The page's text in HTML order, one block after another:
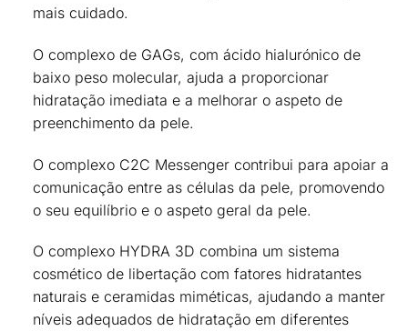
mais cuidado.
O complexo de GAGs, com ácido hialurónico de
baixo peso molecular, ajuda a proporcionar
hidratação imediata e a melhorar o aspeto de
preenchimento da pele.
O complexo C2C Messenger contribui para apoiar a
comunicação entre as células da pele, promovendo
o seu equilíbrio e o aspeto geral da pele.
O complexo HYDRA 3D combina um sistema
cosmético de libertação com fatores hidratantes
naturais e ceramidas miméticas, ajudando a manter
níveis adequados de hidratação em diferentes